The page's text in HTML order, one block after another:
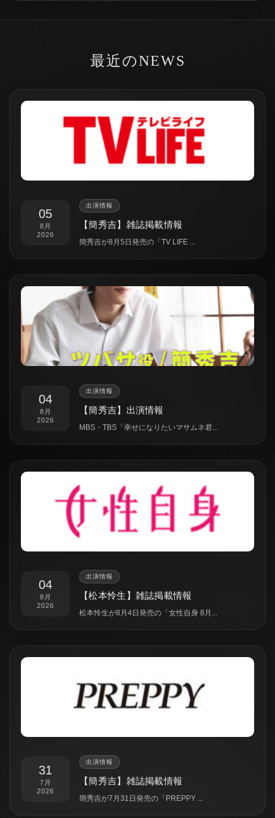
最近のNEWS
05
8月
2026
出演情報
【簡秀吉】雑誌掲載情報
簡秀吉が8月5日発売の「TV LIFE ...
04
8月
2026
出演情報
【簡秀吉】出演情報
MBS・TBS「幸せになりたいマサムネ君...
04
8月
2026
出演情報
【松本怜生】雑誌掲載情報
松本怜生が8月4日発売の「女性自身 8月...
31
7月
2026
出演情報
【簡秀吉】雑誌掲載情報
簡秀吉が7月31日発売の「PREPPY ...